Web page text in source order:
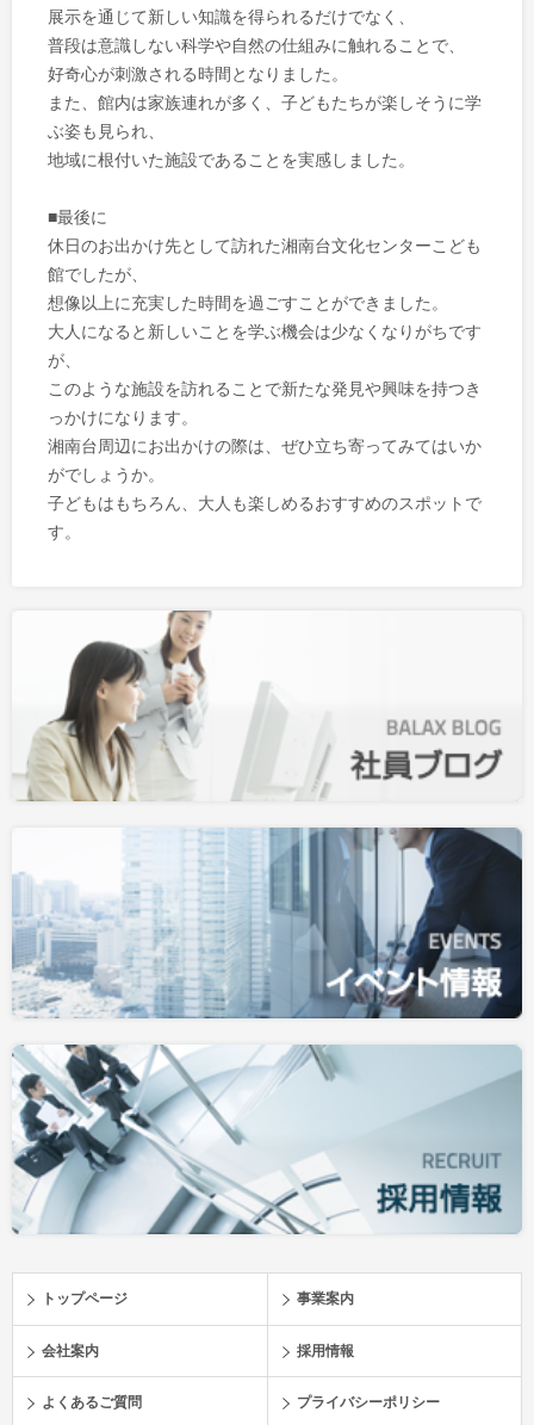
展示を通じて新しい知識を得られるだけでなく、
普段は意識しない科学や自然の仕組みに触れることで、
好奇心が刺激される時間となりました。
また、館内は家族連れが多く、子どもたちが楽しそうに学
ぶ姿も見られ、
地域に根付いた施設であることを実感しました。
■最後に
休日のお出かけ先として訪れた湘南台文化センターこども
館でしたが、
想像以上に充実した時間を過ごすことができました。
大人になると新しいことを学ぶ機会は少なくなりがちです
が、
このような施設を訪れることで新たな発見や興味を持つき
っかけになります。
湘南台周辺にお出かけの際は、ぜひ立ち寄ってみてはいか
がでしょうか。
子どもはもちろん、大人も楽しめるおすすめのスポットで
す。
トップページ 事業案内
会社案内 採用情報
よくあるご質問 プライバシーポリシー